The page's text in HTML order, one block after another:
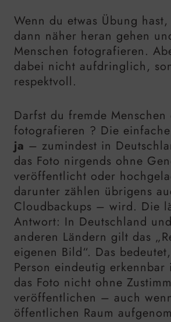
Wenn du etwas Übung
dann näher heran gehen
Menschen fotografieren.
dabei nicht aufdringlich,
respektvoll.
Darfst du fremde
fotografieren ? Die
ja – zumindest in
das Foto nirgends ohne
veröffentlicht oder
darunter zählen übrigens
Cloudbackups – wird. Die
Antwort: In Deutschland
anderen Ländern gilt das
eigenen Bild“. Das
Person eindeutig erkennbar
das Foto nicht ohne
veröffentlichen – auch
öffentlichen Raum